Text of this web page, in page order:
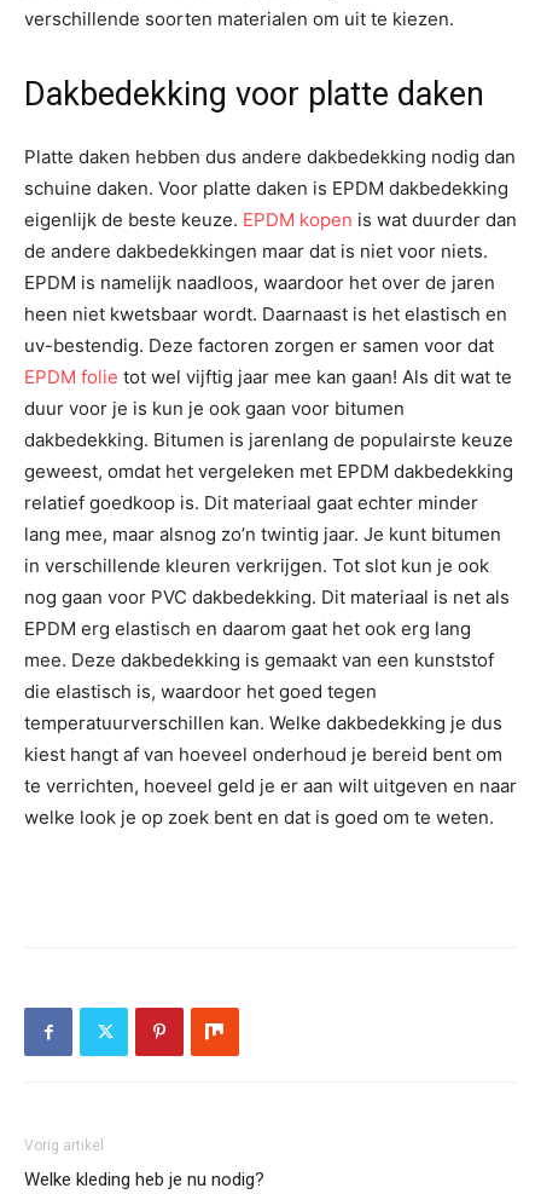
verschillende soorten materialen om uit te kiezen.
Dakbedekking voor platte daken
Platte daken hebben dus andere dakbedekking nodig dan
schuine daken. Voor platte daken is EPDM dakbedekking
eigenlijk de beste keuze. EPDM kopen is wat duurder dan
de andere dakbedekkingen maar dat is niet voor niets.
EPDM is namelijk naadloos, waardoor het over de jaren
heen niet kwetsbaar wordt. Daarnaast is het elastisch en
uv-bestendig. Deze factoren zorgen er samen voor dat
EPDM folie tot wel vijftig jaar mee kan gaan! Als dit wat te
duur voor je is kun je ook gaan voor bitumen
dakbedekking. Bitumen is jarenlang de populairste keuze
geweest, omdat het vergeleken met EPDM dakbedekking
relatief goedkoop is. Dit materiaal gaat echter minder
lang mee, maar alsnog zo’n twintig jaar. Je kunt bitumen
in verschillende kleuren verkrijgen. Tot slot kun je ook
nog gaan voor PVC dakbedekking. Dit materiaal is net als
EPDM erg elastisch en daarom gaat het ook erg lang
mee. Deze dakbedekking is gemaakt van een kunststof
die elastisch is, waardoor het goed tegen
temperatuurverschillen kan. Welke dakbedekking je dus
kiest hangt af van hoeveel onderhoud je bereid bent om
te verrichten, hoeveel geld je er aan wilt uitgeven en naar
welke look je op zoek bent en dat is goed om te weten.
Vorig artikel
Welke kleding heb je nu nodig?